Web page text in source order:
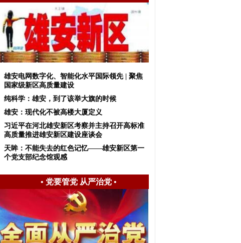
雄安电网数字化、智能化水平国际领先 | 聚焦
国家级新区高质量建设
纯科学：雄安，到了该举大旗的时候
雄安：现代化不被高楼大厦定义
习近平在河北雄安新区考察并主持召开高标准
高质量推进雄安新区建设座谈会
天眸：不能失去的红色记忆——雄安新区第一
个党支部纪念馆观感
• 党要管党 从严治党•